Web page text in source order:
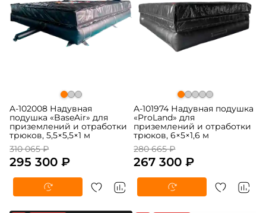
A-102008 Надувная
подушка «BaseAir» для
приземлений и отработки
трюков, 5,5×5,5×1 м
310 065 ₽
295 300 ₽
A-101974 Надувная подушка
«ProLand» для
приземлений и отработки
трюков, 6×5×1,6 м
280 665 ₽
267 300 ₽